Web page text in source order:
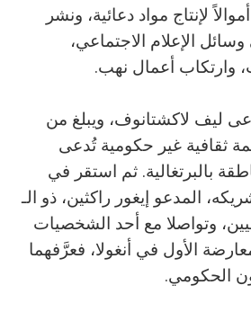
لإنتاج مواد دعائية، ونشر
الإعلام الاجتماعي،
وارتكاب أعمال نهب.
ليف لاكشتانوف، ويبلغ من
منظمة ثقافية غير حكومية تُدعى
بالبرتغالية. ثم استقر في
المدعو إيغور راكثين، ذو الـ
وتواصلا مع أحد الشخصيات
الأول في أنغولا، فعرَّفهما
الحكومي.